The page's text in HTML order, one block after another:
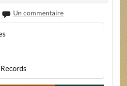
Un commentaire